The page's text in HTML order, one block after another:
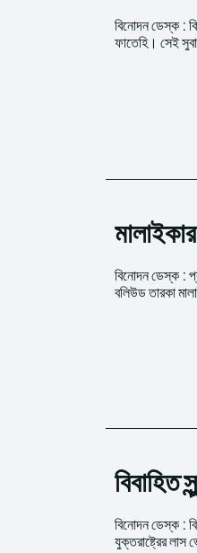
বিনোদন ডেস্ক :
ফাতেহি। সেই
বিনোদন ডেস্ক :
বলিউড তারকা
বিবাহিত
বিনোদন ডেস্ক :
যুক্তরাষ্ট্রের লাস